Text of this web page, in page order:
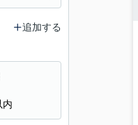
追加する
内